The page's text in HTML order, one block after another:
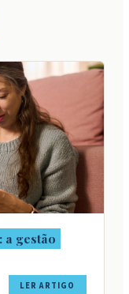
a gestão
LER ARTIGO